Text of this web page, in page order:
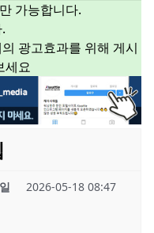
가능합니다.
광고효과를 위해 게시
세요
2026-05-18 08:47